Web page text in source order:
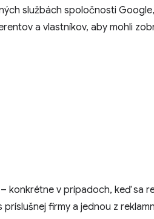
službách spoločnosti
a vlastníkov, aby mohli
konkrétne v prípadoch, keď sa
firmy a jednou z